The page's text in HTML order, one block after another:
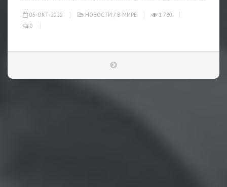
05-ОКТ-2020 НОВОСТИ / В МИРЕ
1 780
0